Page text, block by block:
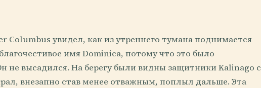
Columbus увидел, как из утреннего тумана поднимается
имя Dominica, потому что это было
не высадился. На берегу были видны защитники Kalinago с
внезапно став менее отважным, поплыл дальше. Эта